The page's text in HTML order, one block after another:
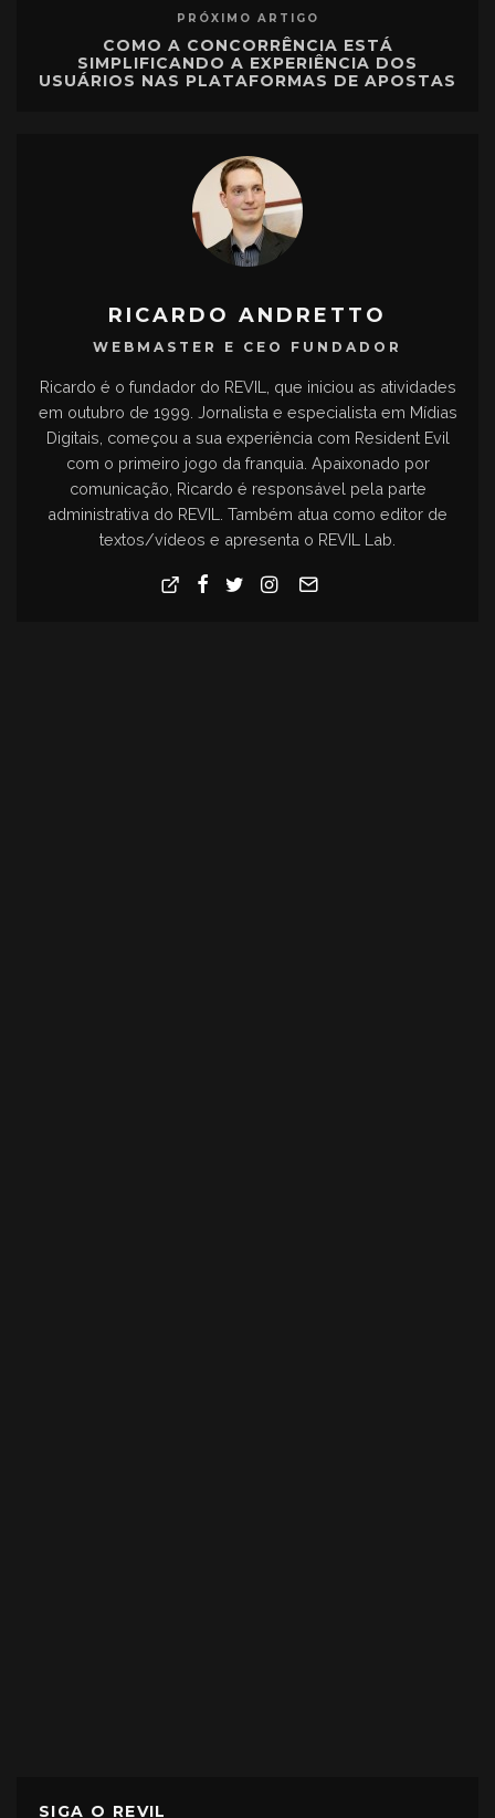
PRÓXIMO ARTIGO
COMO A CONCORRÊNCIA ESTÁ
SIMPLIFICANDO A EXPERIÊNCIA DOS
USUÁRIOS NAS PLATAFORMAS DE APOSTAS
RICARDO ANDRETTO
WEBMASTER E CEO FUNDADOR
Ricardo é o fundador do REVIL, que iniciou as atividades
em outubro de 1999. Jornalista e especialista em Mídias
Digitais, começou a sua experiência com Resident Evil
com o primeiro jogo da franquia. Apaixonado por
comunicação, Ricardo é responsável pela parte
administrativa do REVIL. Também atua como editor de
textos/vídeos e apresenta o REVIL Lab.
SIGA O REVIL